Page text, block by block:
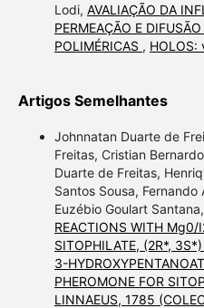
Lodi, AVALIAÇÃO DA
PERMEAÇÃO E
POLIMÉRICAS , HOLOS:
Artigos Semelhantes
Johnnatan Duarte de
Freitas, Cristian
Duarte de Freitas,
Santos Sousa,
Euzébio Goulart Santana,
REACTIONS WITH Mg0/
SITOPHILATE, (2R*,
3-
PHEROMONE FOR
LINNAEUS, 1785